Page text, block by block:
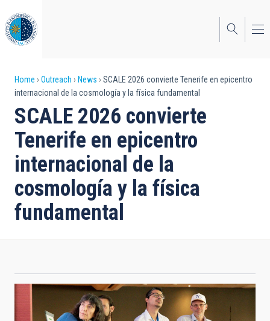
to
main
content
Breadcrumb
Home Outreach News
SCALE 2026 convierte Tenerife en epicentro
internacional de la cosmología y la física fundamental
SCALE 2026 convierte
Tenerife en epicentro
internacional de la
cosmología y la física
fundamental